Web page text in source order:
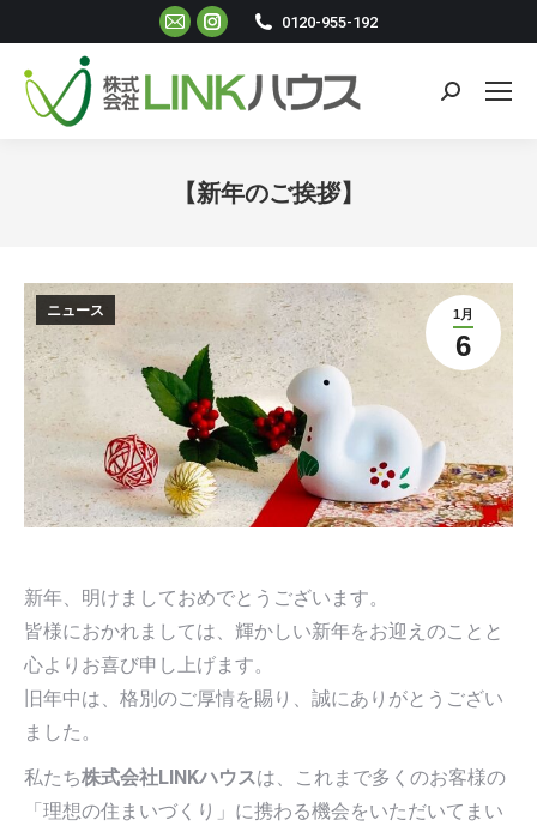
Mail
ペ
ー
ジ
新
し
ン
ド
ウ
で
開
き
ま
Instagram
ペ
ー
ジ
新
し
ン
ド
ウ
で
開
き
ま
0120-955-192
検
【新年のご挨拶】
1月
6
ニュース
新年、明けましておめでとうございます。
皆様におかれましては、輝かしい新年をお迎えのことと
心よりお喜び申し上げます。
旧年中は、格別のご厚情を賜り、誠にありがとうござい
ました。
私たち株式会社LINKハウスは、これまで多くのお客様の
「理想の住まいづくり」に携わる機会をいただいてまい